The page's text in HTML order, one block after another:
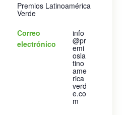
Premios Latinoamérica
Verde
Correo
electrónico
info
@pr
emi
osla
tino
ame
rica
verd
e.co
m